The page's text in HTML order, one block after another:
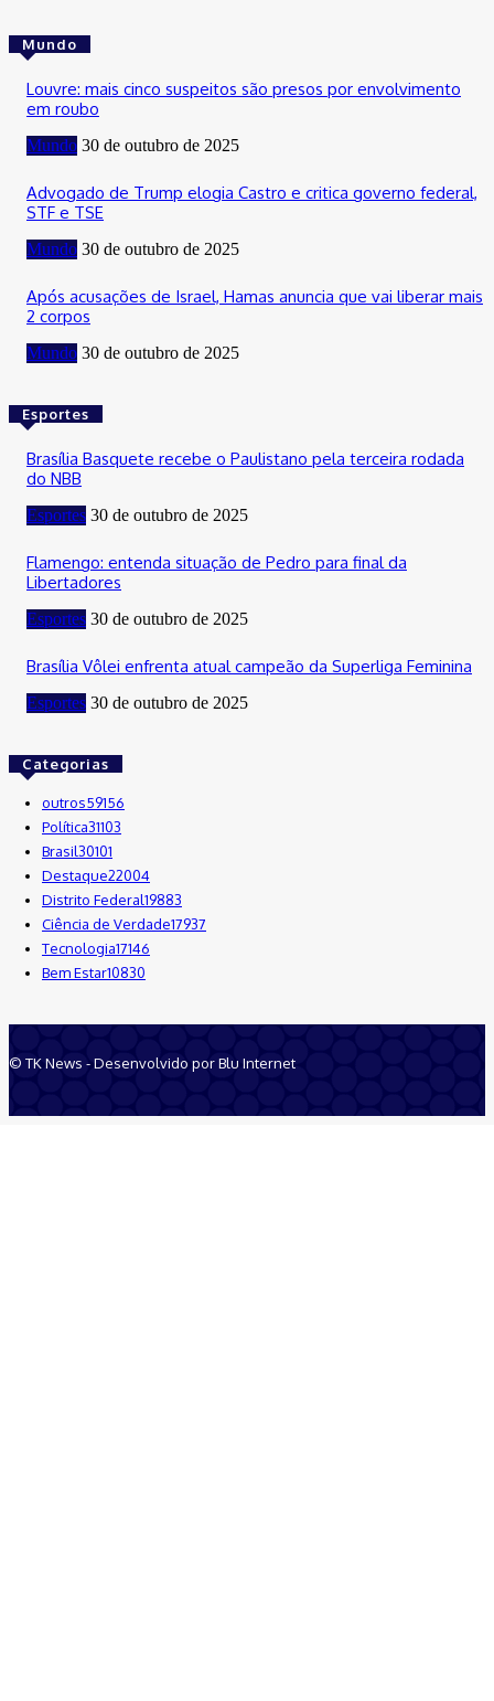
Mundo
Louvre: mais cinco suspeitos são presos por envolvimento
em roubo
Mundo 30 de outubro de 2025
Advogado de Trump elogia Castro e critica governo federal,
STF e TSE
Mundo 30 de outubro de 2025
Após acusações de Israel, Hamas anuncia que vai liberar mais
2 corpos
Mundo 30 de outubro de 2025
Esportes
Brasília Basquete recebe o Paulistano pela terceira rodada
do NBB
Esportes 30 de outubro de 2025
Flamengo: entenda situação de Pedro para final da
Libertadores
Esportes 30 de outubro de 2025
Brasília Vôlei enfrenta atual campeão da Superliga Feminina
Esportes 30 de outubro de 2025
Categorias
outros59156
Política31103
Brasil30101
Destaque22004
Distrito Federal19883
Ciência de Verdade17937
Tecnologia17146
Bem Estar10830
© TK News - Desenvolvido por Blu Internet